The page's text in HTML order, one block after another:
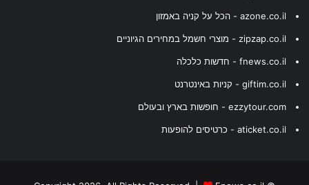
azone.co.il - הכל על קניה באמזון
zipzap.co.il - מוצרי חשמל במחירים הגיוניים
fnews.co.il - חדשות כלכלה
giftim.co.il - קניות באינטרנט
ezzytour.com - חופשות בארץ ובעולם
aticket.co.il - כרטיסים להופעות